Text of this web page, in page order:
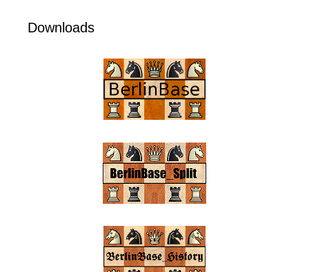
Downloads